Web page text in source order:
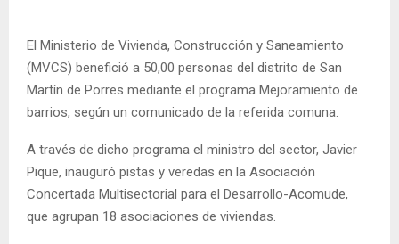
El Ministerio de Vivienda, Construcción y Saneamiento
(MVCS) benefició a 50,00 personas del distrito de San
Martín de Porres mediante el programa Mejoramiento de
barrios, según un comunicado de la referida comuna.
A través de dicho programa el ministro del sector, Javier
Pique, inauguró pistas y veredas en la Asociación
Concertada Multisectorial para el Desarrollo-Acomude,
que agrupan 18 asociaciones de viviendas.